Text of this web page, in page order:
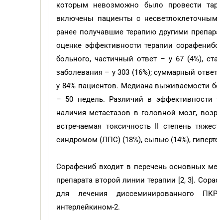
которым невозможно было провести
включены пациенты с
ранее получавшие терапию другими
оценке эффективности терапии
больного, частичный ответ – у 67 (4%),
заболевания – у 303 (16%); суммарный
у 84% пациентов. Медиана выживаемости
– 50 недель. Различий в эффективности
наличия метастазов в головной мозг,
встречаемая токсичность II степень
синдромом (ЛПС) (18%), сыпью (14%),
Сорафениб входит в перечень основных
препарата второй линии терапии [2, 3].
для лечения диссеминированного
интерлейкином-2.